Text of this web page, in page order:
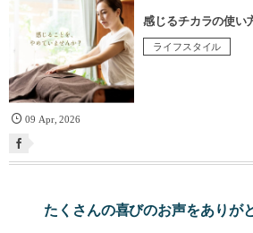
感じるチカラの使い
ライフスタイル
09 Apr,2026
たくさんの喜びのお声をありが